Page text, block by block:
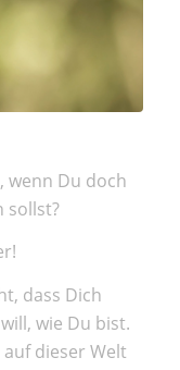
wenn Du doch
sollst?
dass Dich
wie Du bist.
dieser Welt